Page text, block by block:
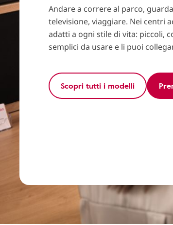
Andare a correre al parco,
televisione, viaggiare. Nei centri
adatti a ogni stile di vita: piccoli,
semplici da usare e li puoi
Scopri tutti i modelli